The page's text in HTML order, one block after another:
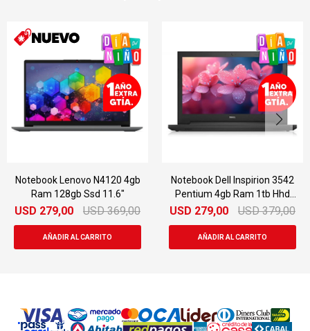
Notebook Lenovo N4120 4gb
Ram 128gb Ssd 11.6"
USD 279,00 USD 369,00
Notebook Dell Inspirion 3542
Pentium 4gb Ram 1tb Hhd
15.6"
USD 279,00 USD 379,00